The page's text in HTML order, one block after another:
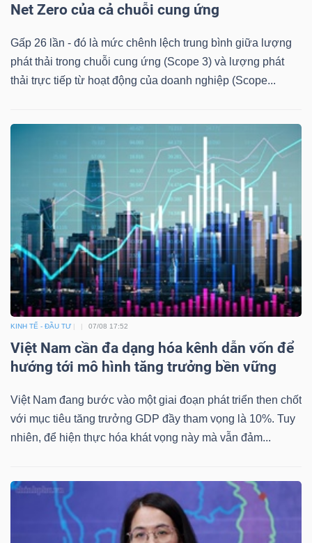
Net Zero của cả chuỗi cung ứng
Gấp 26 lần - đó là mức chênh lệch trung bình giữa lượng
phát thải trong chuỗi cung ứng (Scope 3) và lượng phát
thải trực tiếp từ hoạt động của doanh nghiệp (Scope...
KINH TẾ - ĐẦU TƯ 07/08 17:52
Việt Nam cần đa dạng hóa kênh dẫn vốn để
hướng tới mô hình tăng trưởng bền vững
Việt Nam đang bước vào một giai đoạn phát triển then chốt
với mục tiêu tăng trưởng GDP đầy tham vọng là 10%. Tuy
nhiên, để hiện thực hóa khát vọng này mà vẫn đảm...